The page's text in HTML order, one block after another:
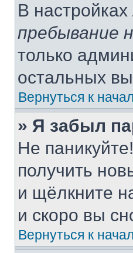
В
пребывание
только
остальных
Вернуться к
» Я забыл
Не
получить
и щёлкните
и скоро вы
Вернуться к